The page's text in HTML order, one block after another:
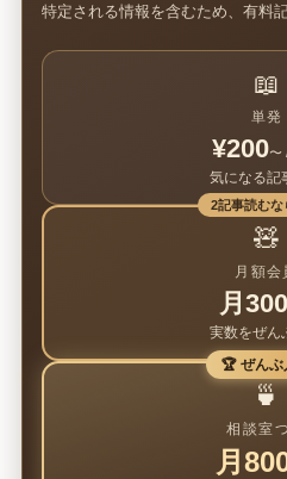
特定される情報を含むため、有料
📖
単発
¥200〜
気になる記
2記事読むな
🧸
月額会
月
実数をぜん
🏆 ぜんぶ
🍵
相談室
月